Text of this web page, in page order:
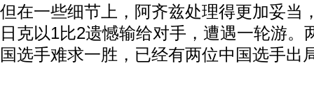
但在一些细节上，阿齐兹处理得更加妥当
日克以1比2遗憾输给对手，遭遇一轮游。
国选手难求一胜，已经有两位中国选手出